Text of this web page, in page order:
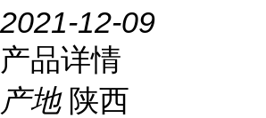
2021-12-09
产品详情
产地 陕西